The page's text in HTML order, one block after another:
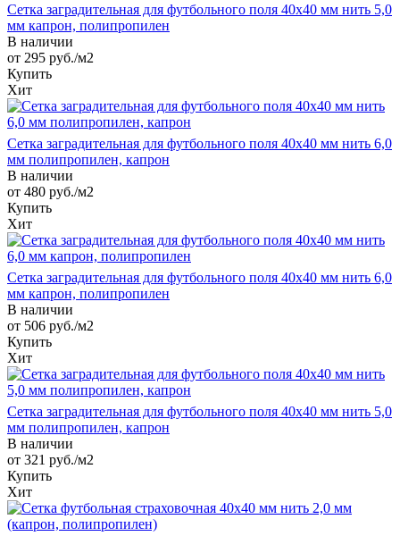
Сетка заградительная для футбольного поля 40х40 мм нить 5,0
мм капрон, полипропилен
В наличии
от 295 руб./м2
Купить
Хит
Сетка заградительная для футбольного поля 40х40 мм нить 6,0
мм полипропилен, капрон
В наличии
от 480 руб./м2
Купить
Хит
Сетка заградительная для футбольного поля 40х40 мм нить 6,0
мм капрон, полипропилен
В наличии
от 506 руб./м2
Купить
Хит
Сетка заградительная для футбольного поля 40х40 мм нить 5,0
мм полипропилен, капрон
В наличии
от 321 руб./м2
Купить
Хит